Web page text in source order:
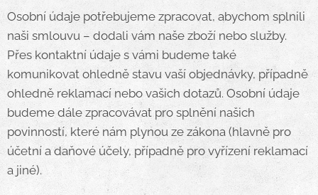
Osobní údaje potřebujeme zpracovat, abychom splnili
naši smlouvu – dodali vám naše zboží nebo služby.
Přes kontaktní údaje s vámi budeme také
komunikovat ohledně stavu vaší objednávky, případně
ohledně reklamací nebo vašich dotazů. Osobní údaje
budeme dále zpracovávat pro splnění našich
povinností, které nám plynou ze zákona (hlavně pro
účetní a daňové účely, případně pro vyřízení reklamací
a jiné).